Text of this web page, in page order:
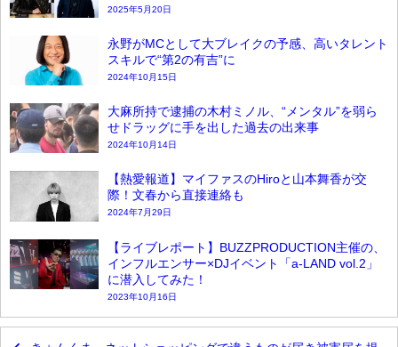
2025年5月20日
永野がMCとして大ブレイクの予感、高いタレント
スキルで“第2の有吉”に
2024年10月15日
大麻所持で逮捕の木村ミノル、“メンタル”を弱ら
せドラッグに手を出した過去の出来事
2024年10月14日
【熱愛報道】マイファスのHiroと山本舞香が交
際！文春から直接連絡も
2024年7月29日
【ライブレポート】BUZZPRODUCTION主催の、
インフルエンサー×DJイベント「a-LAND vol.2」
に潜入してみた！
2023年10月16日